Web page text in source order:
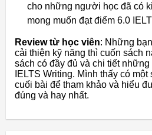
cho những người học đã có
mong muốn đạt điểm 6.0
Review từ học viên: Những
cải thiện kỹ năng thì cuốn sách
sách có đầy đủ và chi tiết
IELTS Writing. Mình thấy có
cuối bài để tham khảo và hiểu
đúng và hay nhất.